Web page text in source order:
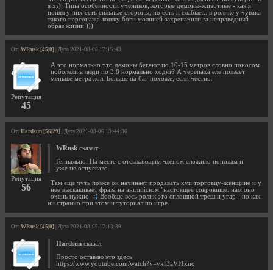
я хз). Типа особенности учеников, которые демоны-животные - как я
понял у них есть сильные стороны, но есть и слабые... в ролике у чувака
такого персонажа-кошку боги молнией захреначили за неправедный
образ жизни )))
От: WRusk [45|0] | Дата 2021-08-06 17:15:43
Репутация
45
А это нормально что демоны бегают по 10-15 метров словно поносом
поболели а люди по 3.8 нормально ходят? А черепаха еле ползает
меньше метра лол. Больше на баг похоже, если честно.
От: Hardsun [56|29] | Дата 2021-08-06 13:44:36
Репутация
56
WRusk сказал:
Гениально. На месте с отсыхающим членом сложило пополам и
уже не отпускало.
Там еще чуть позже он начинает продавать хуи торговцу-женщине и у
нее выскакивает фраза на английском "настоящее сокровище. нам оно
очень нужно"
Вообще весь ролик это сплошной треш и угар - но как
ни странно при этом и туториал по игре.
От: WRusk [45|0] | Дата 2021-08-05 17:13:39
Hardsun сказал:
Просто оставлю это здесь
https://www.youtube.com/watch?v=vkf3aVFIxno